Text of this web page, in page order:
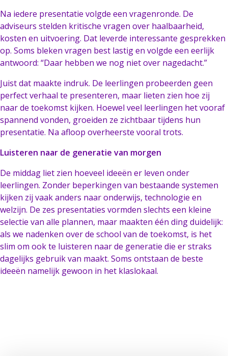
Na iedere presentatie volgde een vragenronde. De
adviseurs stelden kritische vragen over haalbaarheid,
kosten en uitvoering. Dat leverde interessante gesprekken
op. Soms bleken vragen best lastig en volgde een eerlijk
antwoord: “Daar hebben we nog niet over nagedacht.”
Juist dat maakte indruk. De leerlingen probeerden geen
perfect verhaal te presenteren, maar lieten zien hoe zij
naar de toekomst kijken. Hoewel veel leerlingen het vooraf
spannend vonden, groeiden ze zichtbaar tijdens hun
presentatie. Na afloop overheerste vooral trots.
Luisteren naar de generatie van morgen
De middag liet zien hoeveel ideeën er leven onder
leerlingen. Zonder beperkingen van bestaande systemen
kijken zij vaak anders naar onderwijs, technologie en
welzijn. De zes presentaties vormden slechts een kleine
selectie van alle plannen, maar maakten één ding duidelijk:
als we nadenken over de school van de toekomst, is het
slim om ook te luisteren naar de generatie die er straks
dagelijks gebruik van maakt. Soms ontstaan de beste
ideeën namelijk gewoon in het klaslokaal.